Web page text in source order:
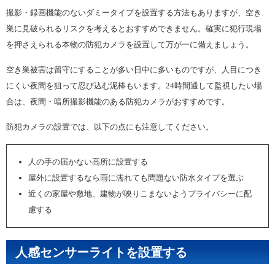
撮影・録画機能のないダミータイプを設置する方法もありますが、空き
巣に見破られるリスクを考えるとおすすめできません。確実に犯行現場
を押さえられる本物の防犯カメラを設置して万が一に備えましょう。
空き巣被害は留守にすることが多い日中に多いものですが、人目につき
にくい夜間を狙って忍び込む泥棒もいます。24時間通して監視したい場
合は、夜間・暗所撮影機能のある防犯カメラがおすすめです。
防犯カメラの設置では、以下の点にも注意してください。
人の手の届かない高所に設置する
屋外に設置するなら雨に濡れても問題ない防水タイプを選ぶ
近くの家屋や敷地、建物が映りこまないようプライバシーに配
慮する
人感センサーライトを設置する